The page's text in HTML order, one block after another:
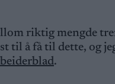
riktig mengde
å få til dette, og
.